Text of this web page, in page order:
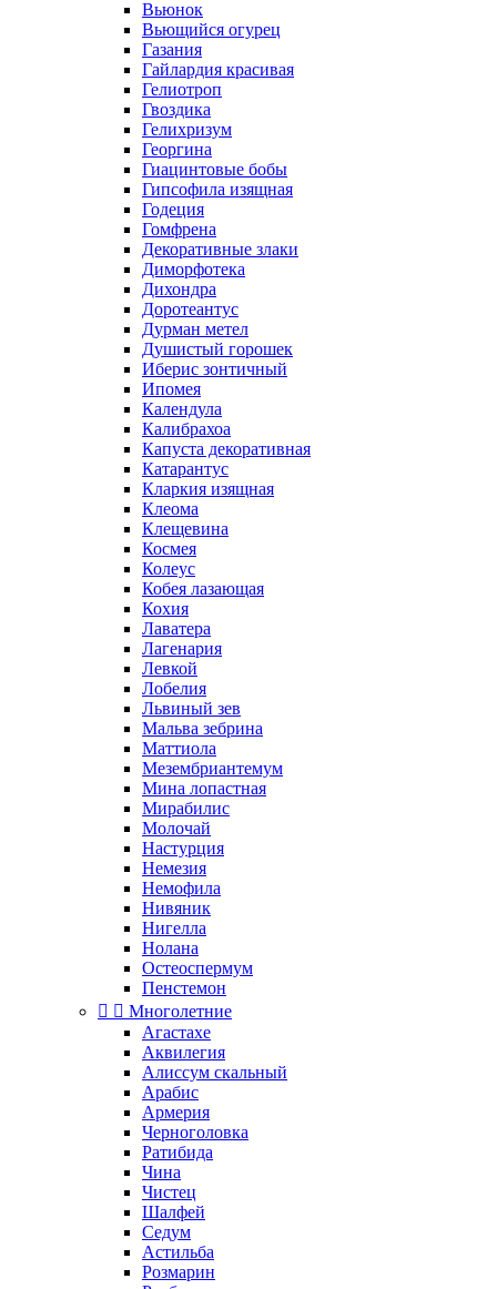
Вьюнок
Вьющийся огурец
Газания
Гайлардия красивая
Гелиотроп
Гвоздика
Гелихризум
Георгина
Гиацинтовые бобы
Гипсофила изящная
Годеция
Гомфрена
Декоративные злаки
Диморфотека
Дихондра
Доротеантус
Дурман метел
Душистый горошек
Иберис зонтичный
Ипомея
Календула
Калибрахоа
Капуста декоративная
Катарантус
Кларкия изящная
Клеома
Клещевина
Космея
Колеус
Кобея лазающая
Кохия
Лаватера
Лагенария
Левкой
Лобелия
Львиный зев
Мальва зебрина
Маттиола
Мезембриантемум
Мина лопастная
Мирабилис
Молочай
Настурция
Немезия
Немофила
Нивяник
Нигелла
Нолана
Остеоспермум
Пенстемон
  Многолетние
Агастахе
Аквилегия
Алиссум скальный
Арабис
Армерия
Черноголовка
Ратибида
Чина
Чистец
Шалфей
Седум
Астильба
Розмарин